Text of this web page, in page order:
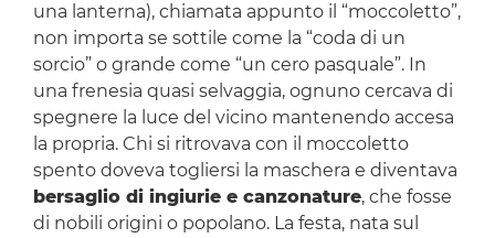
una lanterna), chiamata appunto il “moccoletto”,
non importa se sottile come la “coda di un
sorcio” o grande come “un cero pasquale”. In
una frenesia quasi selvaggia, ognuno cercava di
spegnere la luce del vicino mantenendo accesa
la propria. Chi si ritrovava con il moccoletto
spento doveva togliersi la maschera e diventava
bersaglio di ingiurie e canzonature, che fosse
di nobili origini o popolano. La festa, nata sul